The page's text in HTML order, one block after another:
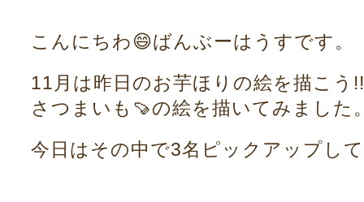
こんにちわ😄ばんぶーはうすです。
11月は昨日のお芋ほりの絵を描こ
さつまいも🍠の絵を描いてみました
今日はその中で3名ピックアップし